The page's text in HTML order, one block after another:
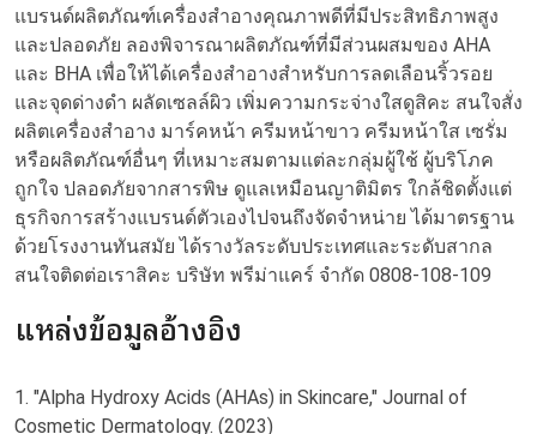
แบรนด์ผลิตภัณฑ์เครื่องสำอางคุณภาพดีที่มีประสิทธิภาพสูง
และปลอดภัย ลองพิจารณาผลิตภัณฑ์ที่มีส่วนผสมของ AHA
และ BHA เพื่อให้ได้เครื่องสำอางสำหรับการลดเลือนริ้วรอย
และจุดด่างดำ ผลัดเซลล์ผิว เพิ่มความกระจ่างใสดูสิคะ สนใจสั่ง
ผลิตเครื่องสำอาง มาร์คหน้า ครีมหน้าขาว ครีมหน้าใส เซรั่ม
หรือผลิตภัณฑ์อื่นๆ ที่เหมาะสมตามแต่ละกลุ่มผู้ใช้ ผู้บริโภค
ถูกใจ ปลอดภัยจากสารพิษ ดูแลเหมือนญาติมิตร ใกล้ชิดตั้งแต่
ธุรกิจการสร้างแบรนด์ตัวเองไปจนถึงจัดจำหน่าย ได้มาตรฐาน
ด้วยโรงงานทันสมัย ได้รางวัลระดับประเทศและระดับสากล
สนใจติดต่อเราสิคะ บริษัท พรีม่าแคร์ จำกัด 0808-108-109
แหล่งข้อมูลอ้างอิง
1. "Alpha Hydroxy Acids (AHAs) in Skincare," Journal of
Cosmetic Dermatology. (2023)